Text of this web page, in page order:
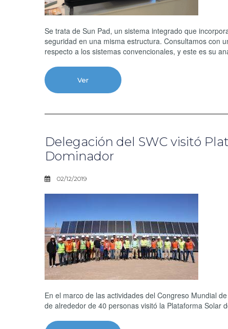
Se trata de Sun Pad, un sistema integrado que
seguridad en una misma estructura. Consultamos con
respecto a los sistemas convencionales, y este es su
Ver
Delegación del SWC visitó
Dominador
02/12/2019
En el marco de las actividades del Congreso Mundial
de alrededor de 40 personas visitó la Plataforma Solar